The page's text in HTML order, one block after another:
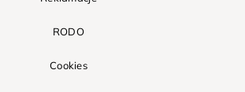
RODO
Cookies